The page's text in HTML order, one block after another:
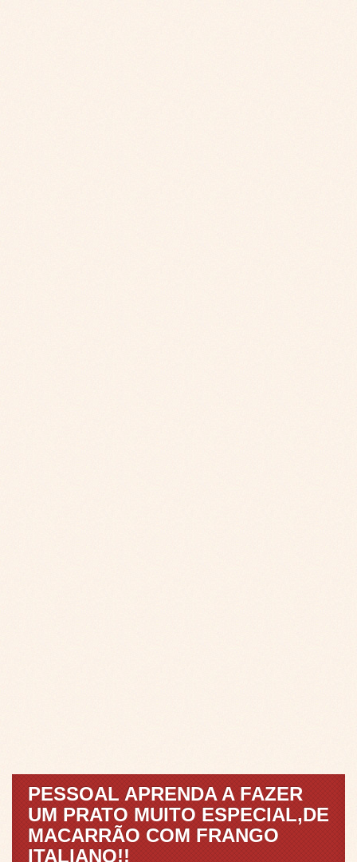
PESSOAL APRENDA A FAZER
UM PRATO MUITO ESPECIAL,DE
MACARRÃO COM FRANGO
ITALIANO!!